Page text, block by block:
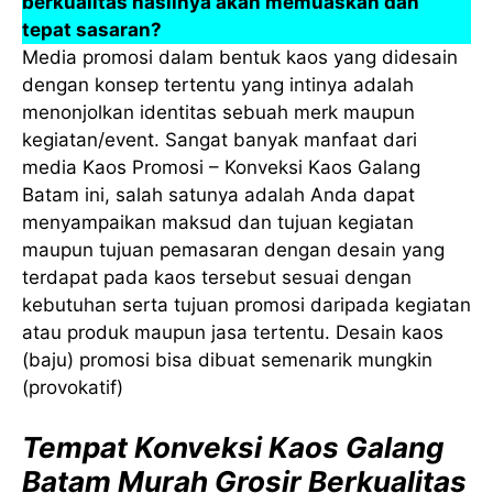
tepat sasaran?
Media promosi dalam bentuk kaos yang didesain
dengan konsep tertentu yang intinya adalah
menonjolkan identitas sebuah merk maupun
kegiatan/event. Sangat banyak manfaat dari
media Kaos Promosi – Konveksi Kaos Galang
Batam ini, salah satunya adalah Anda dapat
menyampaikan maksud dan tujuan kegiatan
maupun tujuan pemasaran dengan desain yang
terdapat pada kaos tersebut sesuai dengan
kebutuhan serta tujuan promosi daripada kegiatan
atau produk maupun jasa tertentu. Desain kaos
(baju) promosi bisa dibuat semenarik mungkin
(provokatif)
Tempat Konveksi Kaos Galang
Batam Murah Grosir Berkualitas